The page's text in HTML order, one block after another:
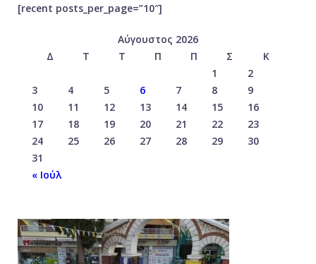
[recent posts_per_page=”10″]
Αύγουστος 2026
Δ
Τ Τ Π Π Σ
Κ
1
2
3
4 5 6 7 8
9
10
11 12 13 14 15
16
17
18 19 20 21 22
23
24
25 26 27 28 29
30
31
« Ιούλ